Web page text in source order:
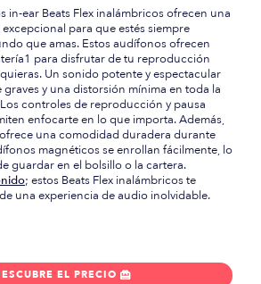
in-ear Beats Flex inalámbricos ofrecen una
para que estés siempre
que amas. Estos audífonos ofrecen
para disfrutar de tu reproducción
Un sonido potente y espectacular
y una distorsión mínima en toda la
controles de reproducción y pausa
enfocarte en lo que importa. Además,
una comodidad duradera durante
magnéticos se enrollan fácilmente, lo
guardar en el bolsillo o la cartera.
; estos Beats Flex inalámbricos te
una experiencia de audio inolvidable.
EL PRECIO 